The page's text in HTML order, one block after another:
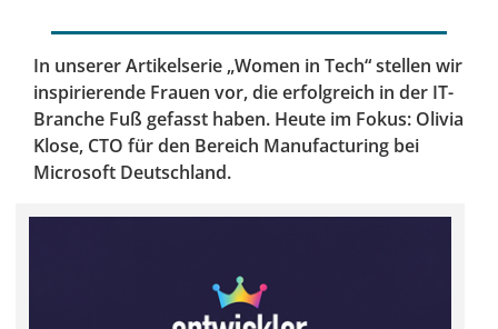
In unserer Artikelserie „Women in Tech“ stellen wir
inspirierende Frauen vor, die erfolgreich in der IT-
Branche Fuß gefasst haben. Heute im Fokus: Olivia
Klose, CTO für den Bereich Manufacturing bei
Microsoft Deutschland.